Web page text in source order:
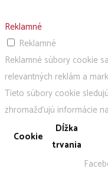
Reklamné
Reklamné
Reklamné súbory cookie
relevantných reklám a
Tieto súbory cookie
zhromažďujú informácie
Cookie
Dĺžka
trvania